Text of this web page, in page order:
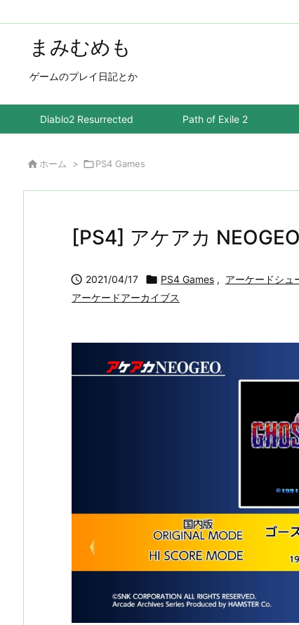
まみむめも
ゲームのプレイ日記とか
Diablo2 Resurrected Path of Exile 2
 ホーム > PS4 Games
[PS4] アケアカ
 2021/04/17  PS4 Games , アーケードシュ
アーケードアーカイブス